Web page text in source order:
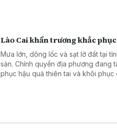
Lào Cai khẩn trương khắc
Mưa lớn, dông lốc và sạt lở đất tại
sản. Chính quyền địa phương đang
phục hậu quả thiên tai và khôi